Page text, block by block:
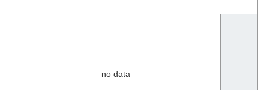
no data